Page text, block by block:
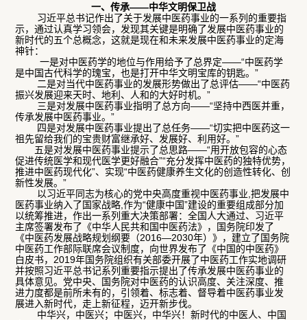
一、传承——中华文明保卫战
习近平总书记作出了关于发展中医药事业的一系列的重要指
示，通过认真学习领会，发现其关键是明确了发展中医药事业的
新时代的五个总概念，这就是现在和未来发展中医药事业的定海
神针：
一是对中医药学的地位与作用给予了总界定——“中医药学
是中国古代科学的瑰宝，也是打开中华文明宝库的钥匙。”
二是对当代中医药事业的发展形势做出了总评估——“中医药
振兴发展迎来天时、地利、人和的大好时机。”
三是对发展中医药事业指明了总方向——“坚持中西医并重，
传承发展中医药事业。”
四是对发展中医药事业提出了总任务——“切实把中医药这一
祖先留给我们的宝贵财富继承好、发展好、利用好。”
五是对发展中医药事业提示了总思路——“用开放包容的心态
促进传统医学和现代医学更好融合”“充分发挥中医药的独特优势，
推进中医药现代化”、实现“中医药健康养生文化的创造性转化、创
新性发展。”
以习近平同志为核心的党中央高度重视中医药事业,把发展中
医药事业纳入了国家战略,作为“健康中国”建设的重要组成部分加
以统筹推进，作出一系列重大决策部署：全国人大通过、习近平
主席签署发布了《中华人民共和国中医药法》，国务院印发了
《中医药发展战略规划纲要（2016—2030年）》，建立了国务院
中医药工作部际联席会议制度，向世界发布了《中国的中医药》
白皮书，2019年国务院组织有关部委开展了中医药工作实地调研
并按照习近平总书记系列重要指示提出了传承发展中医药事业的
具体意见。党中央、国务院对中医药的认识高度、关注深度、推
进力度都是前所未有的，引领着、标志着、督导着中医药事业发
展进入新时代，走上新征程，迈开新步伐。
中华兴，中医兴；中医兴，中华兴！新时代的中医人、中国